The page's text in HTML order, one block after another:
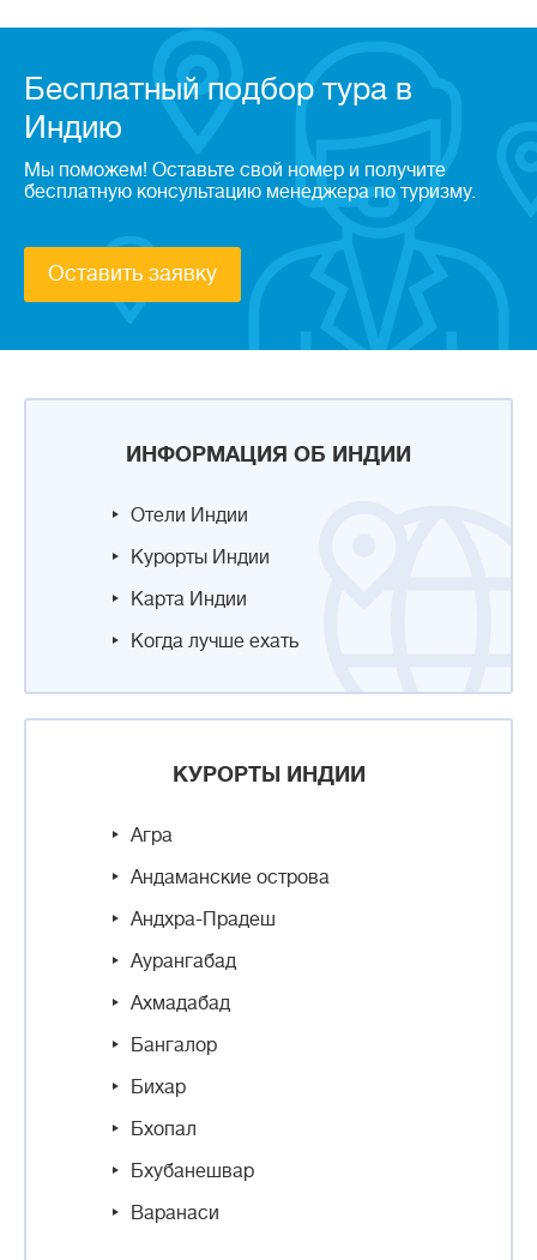
ИНФОРМАЦИЯ ОБ ИНДИИ
Отели Индии
Курорты Индии
Карта Индии
Когда лучше ехать
КУРОРТЫ ИНДИИ
Агра
Андаманские острова
Андхра-Прадеш
Аурангабад
Ахмадабад
Бангалор
Бихар
Бхопал
Бхубанешвар
Варанаси
Бесплатный подбор тура в
Индию
Мы поможем! Оставьте свой номер и получите
бесплатную консультацию менеджера по туризму.
Оставить заявку